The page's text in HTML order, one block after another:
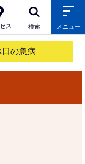
ス 検索 メニュー
の急病